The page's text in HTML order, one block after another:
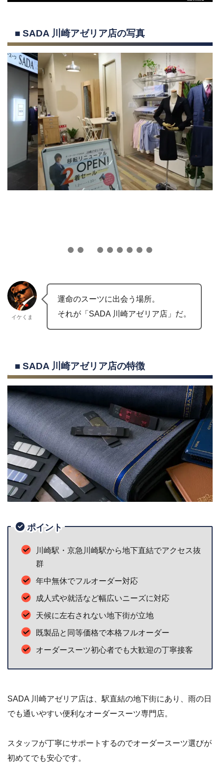
■ SADA 川崎アゼリア店の写真
イケくま
運命のスーツに出会う場所。
それが「SADA 川崎アゼリア店」だ。
■ SADA 川崎アゼリア店の特徴
ポイント
川崎駅・京急川崎駅から地下直結でアクセス抜
群
年中無休でフルオーダー対応
成人式や就活など幅広いニーズに対応
天候に左右されない地下街が立地
既製品と同等価格で本格フルオーダー
オーダースーツ初心者でも大歓迎の丁寧接客
SADA 川崎アゼリア店は、駅直結の地下街にあり、雨の日
でも通いやすい便利なオーダースーツ専門店。
スタッフが丁寧にサポートするのでオーダースーツ選びが
初めてでも安心です。